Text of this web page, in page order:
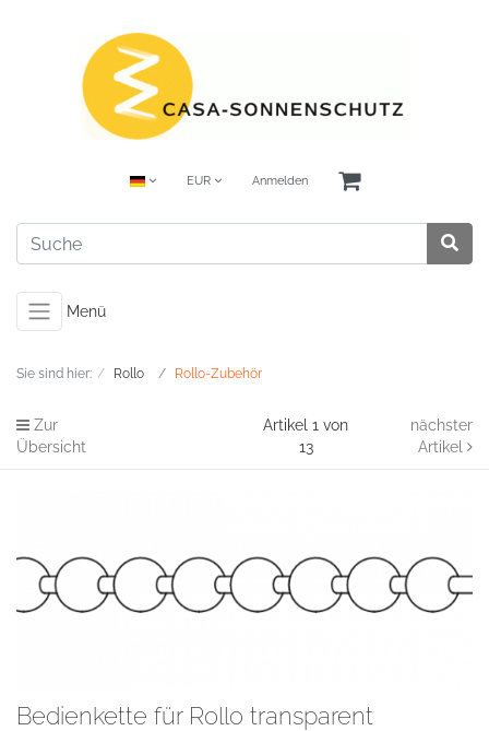
EUR Anmelden
Menü
Sie sind hier: Rollo Rollo-Zubehör
Zur
Übersicht
Artikel 1 von
13
nächster
Artikel
Bedienkette für Rollo transparent